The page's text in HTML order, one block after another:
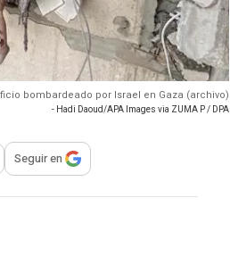
bombardeado por Israel en Gaza (archivo)
- Hadi Daoud/APA Images via ZUMA P / DPA
para compartir
Seguir en